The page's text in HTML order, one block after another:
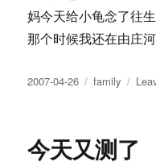
妈今天给小龟念了往
那个时候我还在由庄
Posted
2007-04-26 Tags
family
今天又测了